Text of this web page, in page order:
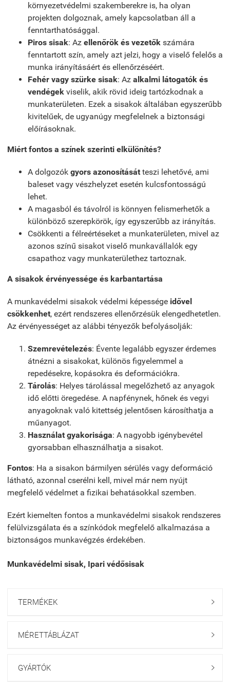
környezetvédelmi szakemberekre is, ha olyan
projekten dolgoznak, amely kapcsolatban áll a
fenntarthatósággal.
Piros sisak: Az ellenőrök és vezetők számára
fenntartott szín, amely azt jelzi, hogy a viselő felelős a
munka irányításáért és ellenőrzéséért.
Fehér vagy szürke sisak: Az alkalmi látogatók és
vendégek viselik, akik rövid ideig tartózkodnak a
munkaterületen. Ezek a sisakok általában egyszerűbb
kivitelűek, de ugyanúgy megfelelnek a biztonsági
előírásoknak.
Miért fontos a színek szerinti elkülönítés?
A dolgozók gyors azonosítását teszi lehetővé, ami
baleset vagy vészhelyzet esetén kulcsfontosságú
lehet.
A magasból és távolról is könnyen felismerhetők a
különböző szerepkörök, így egyszerűbb az irányítás.
Csökkenti a félreértéseket a munkaterületen, mivel az
azonos színű sisakot viselő munkavállalók egy
csapathoz vagy munkaterülethez tartoznak.
A sisakok érvényessége és karbantartása
A munkavédelmi sisakok védelmi képessége idővel
csökkenhet, ezért rendszeres ellenőrzésük elengedhetetlen.
Az érvényességet az alábbi tényezők befolyásolják:
Szemrevételezés: Évente legalább egyszer érdemes
átnézni a sisakokat, különös figyelemmel a
repedésekre, kopásokra és deformációkra.
Tárolás: Helyes tárolással megelőzhető az anyagok
idő előtti öregedése. A napfénynek, hőnek és vegyi
anyagoknak való kitettség jelentősen károsíthatja a
műanyagot.
Használat gyakorisága: A nagyobb igénybevétel
gyorsabban elhasználhatja a sisakot.
Fontos: Ha a sisakon bármilyen sérülés vagy deformáció
látható, azonnal cserélni kell, mivel már nem nyújt
megfelelő védelmet a fizikai behatásokkal szemben.
Ezért kiemelten fontos a munkavédelmi sisakok rendszeres
felülvizsgálata és a színkódok megfelelő alkalmazása a
biztonságos munkavégzés érdekében.
Munkavédelmi sisak, Ipari védősisak
TERMÉKEK 
MÉRETTÁBLÁZAT 
GYÁRTÓK 